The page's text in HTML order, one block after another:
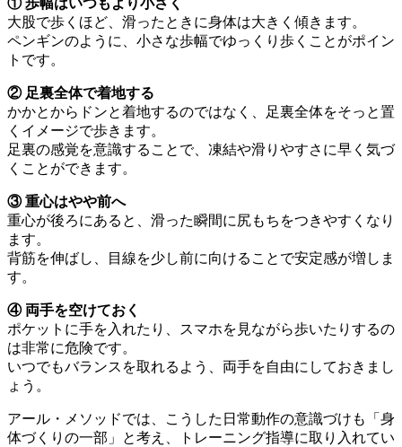
① 歩幅はいつもより小さく
大股で歩くほど、滑ったときに身体は大きく傾きます。
ペンギンのように、小さな歩幅でゆっくり歩くことがポイン
トです。
② 足裏全体で着地する
かかとからドンと着地するのではなく、足裏全体をそっと置
くイメージで歩きます。
足裏の感覚を意識することで、凍結や滑りやすさに早く気づ
くことができます。
③ 重心はやや前へ
重心が後ろにあると、滑った瞬間に尻もちをつきやすくなり
ます。
背筋を伸ばし、目線を少し前に向けることで安定感が増しま
す。
④ 両手を空けておく
ポケットに手を入れたり、スマホを見ながら歩いたりするの
は非常に危険です。
いつでもバランスを取れるよう、両手を自由にしておきまし
ょう。
アール・メソッドでは、こうした日常動作の意識づけも「身
体づくりの一部」と考え、トレーニング指導に取り入れてい